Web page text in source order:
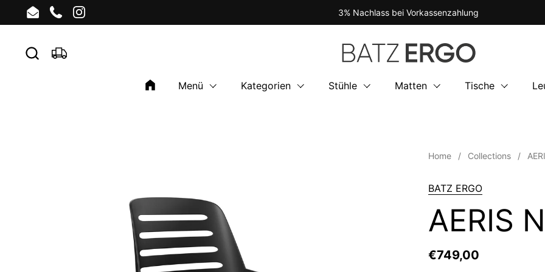
Skip to content
EmailPhoneInstagram
3% Nachlass bei Vorkassenzahlung
Menü Kategorien Stühle Matten Tische
Home / Collections /
BATZ ERGO
AERIS
€749,00